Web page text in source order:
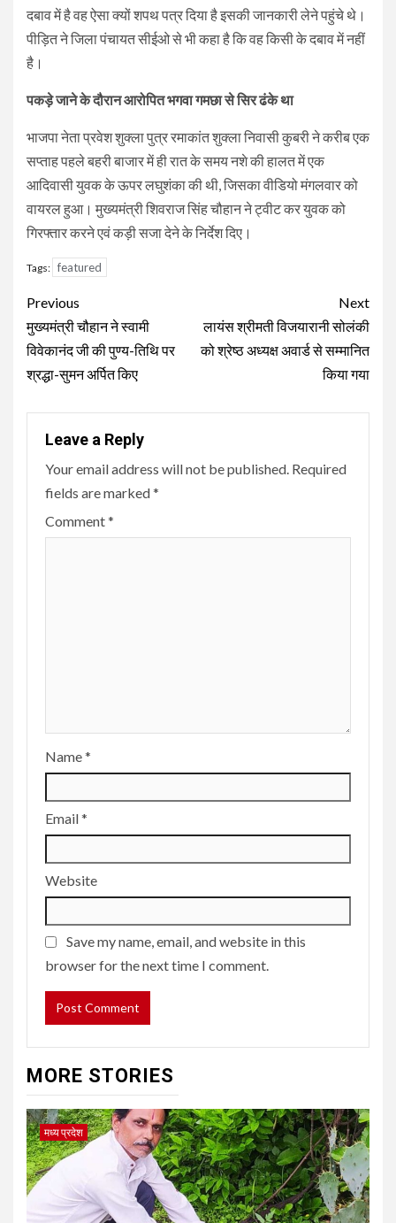
दबाव में है वह ऐसा क्यों शपथ पत्र दिया है इसकी जानकारी लेने पहुंचे थे।
पीड़ित ने जिला पंचायत सीईओ से भी कहा है कि वह किसी के दबाव में नहीं
है।
पकड़े जाने के दौरान आरोपित भगवा गमछा से सिर ढंके था
भाजपा नेता प्रवेश शुक्ला पुत्र रमाकांत शुक्ला निवासी कुबरी ने करीब एक
सप्ताह पहले बहरी बाजार में ही रात के समय नशे की हालत में एक
आदिवासी युवक के ऊपर लघुशंका की थी, जिसका वीडियो मंगलवार को
वायरल हुआ। मुख्यमंत्री शिवराज सिंह चौहान ने ट्वीट कर युवक को
गिरफ्तार करने एवं कड़ी सजा देने के निर्देश दिए।
Tags: featured
Continue
Reading
Previous
मुख्यमंत्री चौहान ने स्वामी
विवेकानंद जी की पुण्य-तिथि पर
श्रद्धा-सुमन अर्पित किए
Next
लायंस श्रीमती विजयारानी सोलंकी
को श्रेष्ठ अध्यक्ष अवार्ड से सम्मानित
किया गया
Leave a Reply
Your email address will not be published. Required
fields are marked*
Comment*
Name*
Email*
Website
Save my name, email, and website in this
browser for the next time I comment.
MORE STORIES
मध्य प्रदेश